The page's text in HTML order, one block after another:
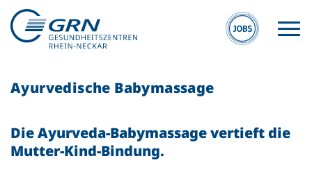
Ayurvedische Babymassage
Die Ayurveda-Babymassage vertieft die
Mutter-Kind-Bindung.